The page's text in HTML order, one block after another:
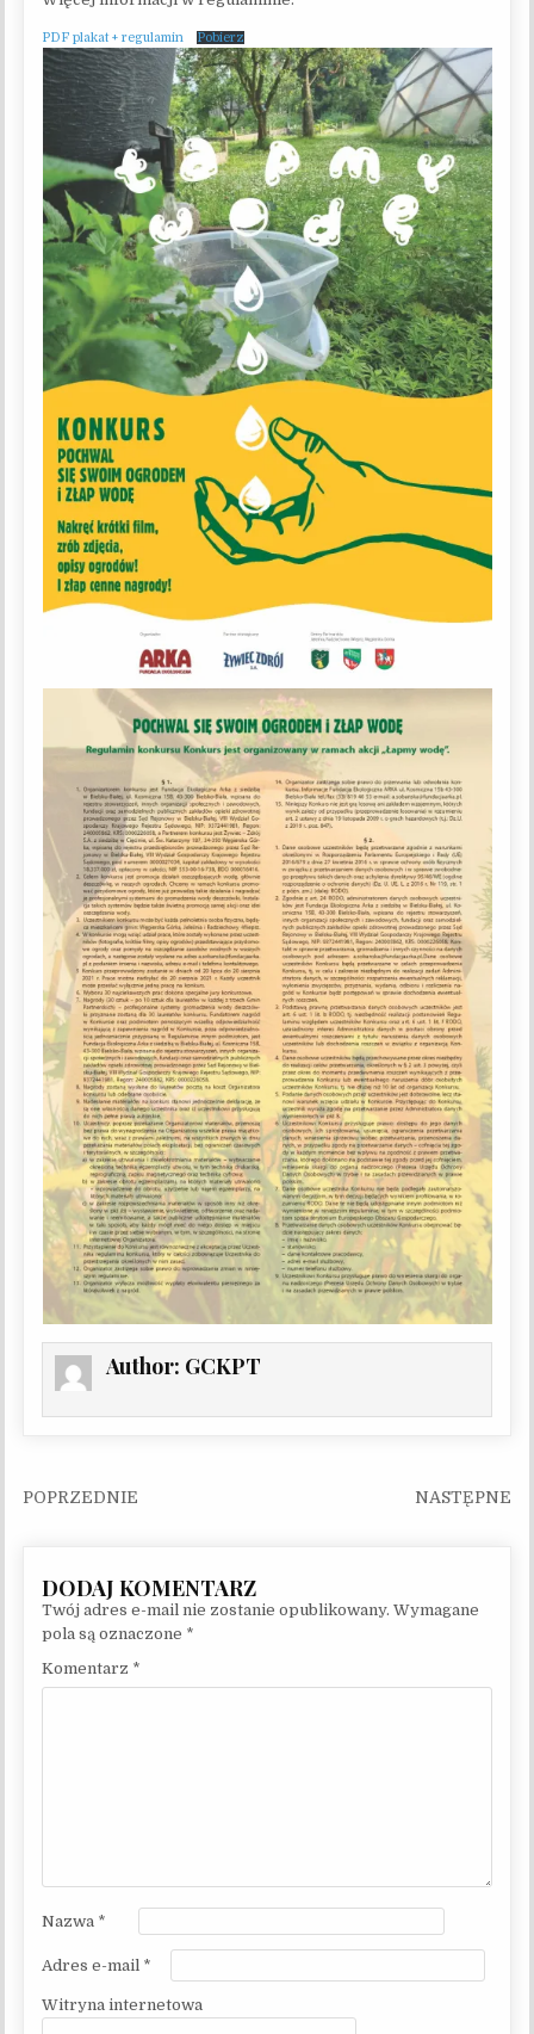
PDF plakat + regulamin Pobierz
Author: GCKPT
Nawigacja wpisu
Twój adres e-mail nie zostanie opublikowany. Wymagane
pola są oznaczone *
Komentarz *
Nazwa *
Adres e-mail *
Witryna internetowa